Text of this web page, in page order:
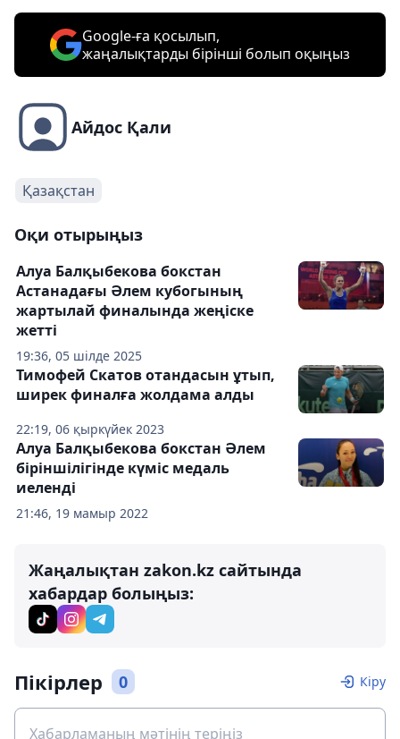
Google-ға қосылып,
жаңалықтарды бірінші болып оқыңыз
Айдос Қали
Қазақстан
Оқи отырыңыз
19:36, 05 шілде 2025
Алуа Балқыбекова бокстан
Астанадағы Әлем кубогының
жартылай финалында жеңіске
жетті
22:19, 06 қыркүйек 2023
Тимофей Скатов отандасын ұтып,
ширек финалға жолдама алды
21:46, 19 мамыр 2022
Алуа Балқыбекова бокстан Әлем
біріншілігінде күміс медаль
иеленді
Жаңалықтан zakon.kz сайтында
хабардар болыңыз:
Пікірлер 0 Кіру